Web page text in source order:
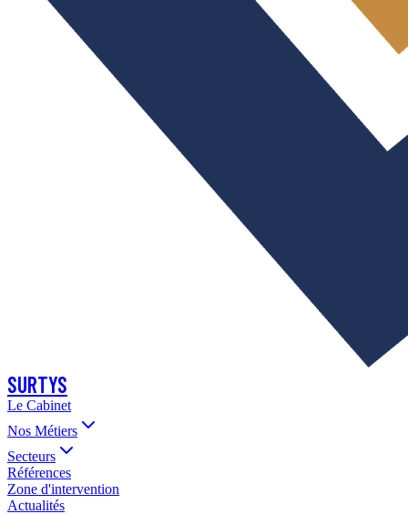
SURTYS
Le Cabinet
Nos Métiers
Secteurs
Références
Zone d'intervention
Actualités